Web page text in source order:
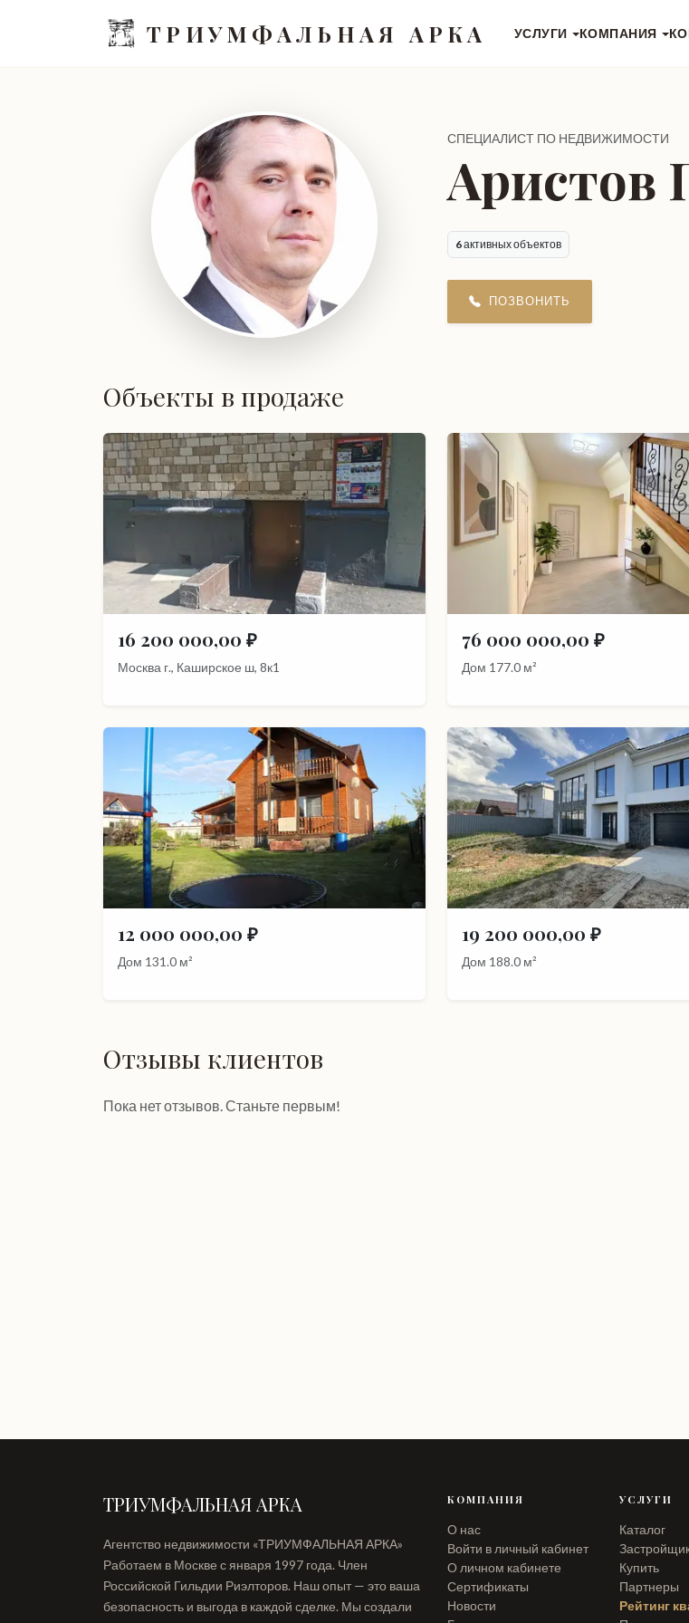
ТРИУМФАЛЬНАЯ АРКА УСЛУГИ КОМПАНИЯ
СПЕЦИАЛИСТ ПО НЕДВИЖИМОСТИ
Аристов
6активных объектов
ПОЗВОНИТЬ
Объекты в продаже
16 200 000,00 ₽
Москва г., Каширское ш, 8к1
76 000 000,00 ₽
Дом 177.0 м²
12 000 000,00 ₽
Дом 131.0 м²
19 200 000,00 ₽
Дом 188.0 м²
Отзывы клиентов
Пока нет отзывов. Станьте первым!
ТРИУМФАЛЬНАЯ АРКА
Агентство недвижимости «ТРИУМФАЛЬНАЯ АРКА»
Работаем в Москве с января 1997 года. Член
Российской Гильдии Риэлторов. Наш опыт — это ваша
безопасность и выгода в каждой сделке. Мы создали
КОМПАНИЯ
О нас
Войти в личный кабинет
О личном кабинете
Сертификаты
Новости
УСЛУГИ
Каталог
Купить
Партнеры
Рейтинг